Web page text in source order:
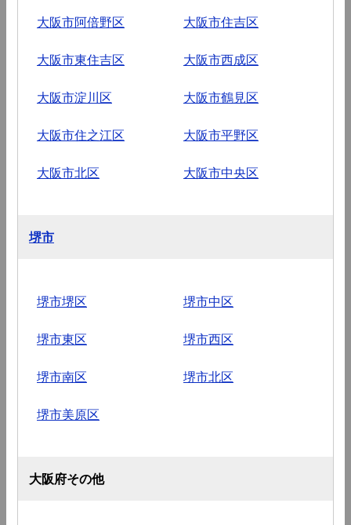
大阪市阿倍野区 大阪市住吉区
大阪市東住吉区 大阪市西成区
大阪市淀川区 大阪市鶴見区
大阪市住之江区 大阪市平野区
大阪市北区 大阪市中央区
堺市
堺市堺区 堺市中区
堺市東区 堺市西区
堺市南区 堺市北区
堺市美原区
大阪府その他